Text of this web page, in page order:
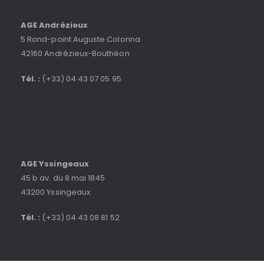
AGE Andrézieux
5 Rond-point Auguste Colonna
42160 Andrézieux-Bouthéon
Tél. : (+33) 04 43 07 05 95
AGE Yssingeaux
45 b av. du 8 mai 1845
43200 Yssingeaux
Tél. : (+33) 04 43 08 81 52